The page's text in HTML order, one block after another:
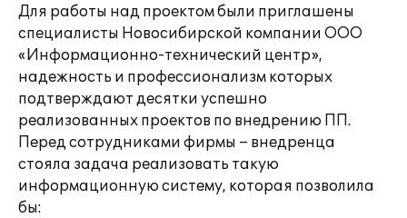
Для работы над проектом были приглашены
специалисты Новосибирской компании ООО
«Информационно-технический центр»,
надежность и профессионализм которых
подтверждают десятки успешно
реализованных проектов по внедрению ПП.
Перед сотрудниками фирмы – внедренца
стояла задача реализовать такую
информационную систему, которая позволила
бы: